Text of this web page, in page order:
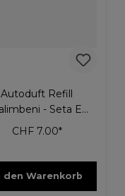
Autoduft Refill
- Seta E
Muschio Bianco
CHF 7.00*
den Warenkorb